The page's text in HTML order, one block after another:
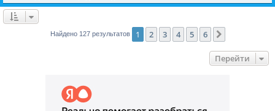
Найдено 127 результатов 1 2 3 4 5 6
Перейти